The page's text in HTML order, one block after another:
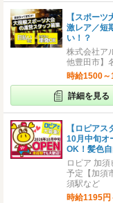
【スポーツ
激レア／短
い！？
株式会社
他豊田市】
時給1500
詳細を見る
【ロピアス
10月中旬オ
OK！髪色
ロピア 加
予定【加須
須駅など
時給1195円